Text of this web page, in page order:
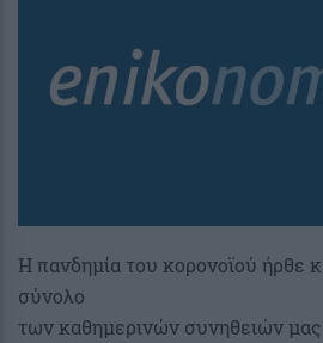
Η πανδημία του κορονοϊού ήρθε
σύνολο
των καθημερινών συνηθειών